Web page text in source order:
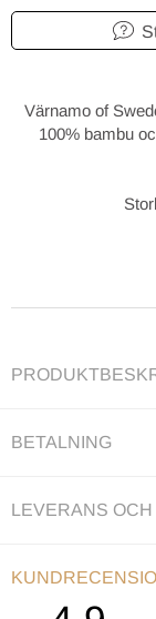
Värnamo of
100% bambu
BETALNING
LEVERANS